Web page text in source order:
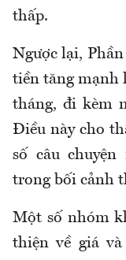
thấp.
Ngược lại,
tiền tăng mạnh
tháng, đi kèm
Điều này cho
số câu
trong bối cảnh
Một số nhóm
thiện về giá